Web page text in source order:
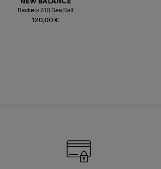
120,00 €
NEW BALANCE
Baskets 740 Sea Salt